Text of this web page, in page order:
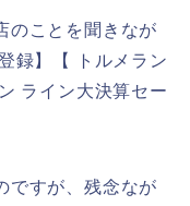
のことを聞きなが
録】【 トルメラン
ライン大決算セー
ですが、残念なが